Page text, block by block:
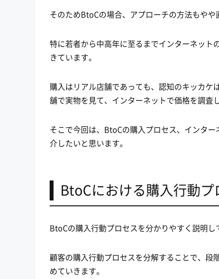
そのためBtoCの場合、アプローチの方法もや
特に若者から中高年に至るまでインターネット
きています。
購入はリアル店舗であっても、認知のキッカ
舗で実物を見て、インターネットで価格を調査
そこで今回は、BtoCの購入プロセス、インタ
介したいと思います。
BtoCにおける購入行動プ
BtoCの購入行動プロセスを分かりやすく説明し
顧客の購入行動プロセスを分解することで、
めていきます。